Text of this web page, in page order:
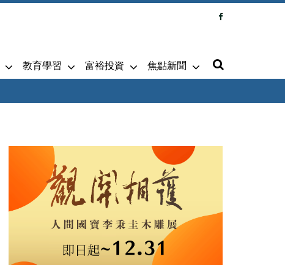
教育學習 富裕投資 焦點新聞